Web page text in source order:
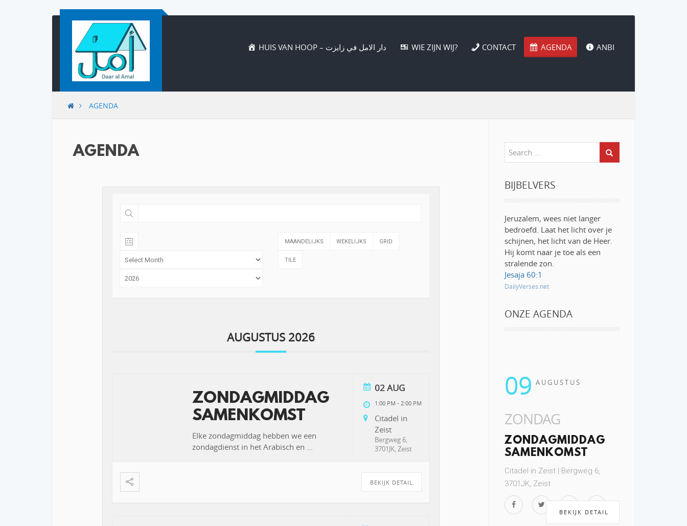
Skip to content
HUIS VAN HOOP – دار الامل في زايزت WIE ZIJN WIJ? CONTACT AGENDA ANBI
AGENDA
AGENDA
MAANDELIJKS WEKELIJKS GRID
TILE
AUGUSTUS 2026
ZONDAGMIDDAG
SAMENKOMST
Elke zondagmiddag hebben we een
zondagdienst in het Arabisch en ...
02 AUG
1:00 PM - 2:00 PM
Citadel in
Zeist
Bergweg 6,
3701JK, Zeist
BEKIJK DETAIL
BIJBELVERS
Jeruzalem, wees niet langer
bedroefd. Laat het licht over je
schijnen, het licht van de Heer.
Hij komt naar je toe als een
stralende zon.
Jesaja 60:1
DailyVerses.net
ONZE AGENDA
09 AUGUSTUS
ZONDAG
ZONDAGMIDDAG
SAMENKOMST
Citadel in Zeist | Bergweg 6,
3701JK, Zeist
BEKIJK DETAIL